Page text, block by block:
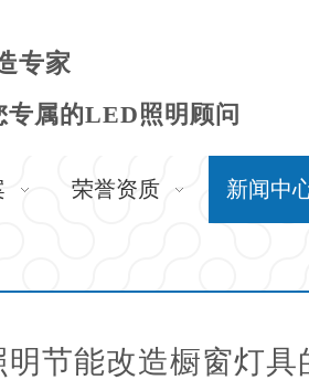
专家
专属的LED照明顾问
荣誉资质 新闻中
明节能改造橱窗灯具